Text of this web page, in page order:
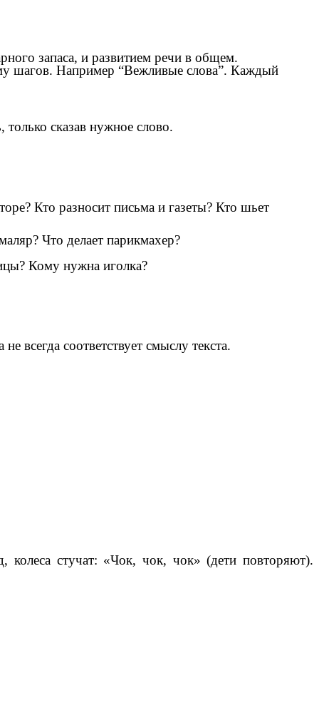
запаса, и развитием речи в общем.
шагов. Например “Вежливые слова”. Каждый
сказав нужное слово.
Кто разносит письма и газеты? Кто шьет
Что делает парикмахер?
Кому нужна иголка?
всегда соответствует смыслу текста.
колеса стучат: «Чок, чок, чок» (дети повторяют).